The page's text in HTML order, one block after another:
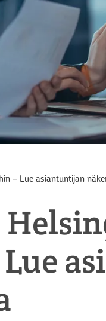
– Lue asiantuntijan